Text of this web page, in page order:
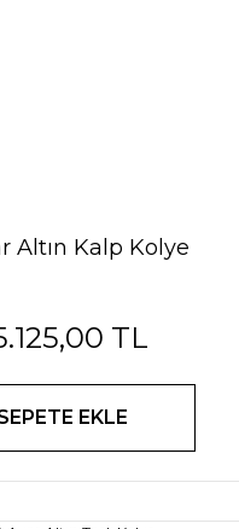
Altın Kalp Kolye
TL
EKLE